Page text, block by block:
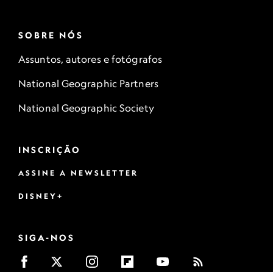
SOBRE NÓS
Assuntos, autores e fotógrafos
National Geographic Partners
National Geographic Society
INSCRIÇÃO
ASSINE A NEWSLETTER
DISNEY+
SIGA-NOS